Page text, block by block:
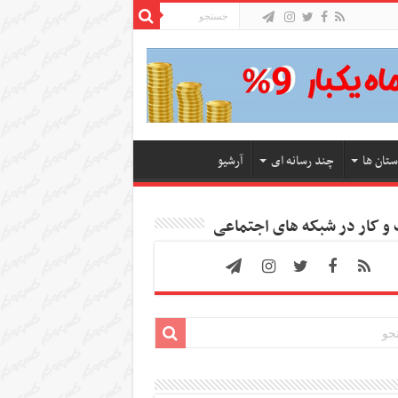
ها چند رسانه ای آرشیو
کار در شبکه های اجتماعی